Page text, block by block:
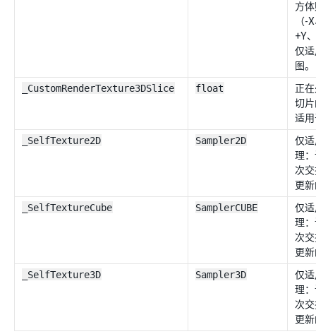
方
（-
+Y
仅
图。
_CustomRenderTexture3DSlice
float
正
切
适
_SelfTexture2D
Sampler2D
仅
理
次
更
_SelfTextureCube
SamplerCUBE
仅
理
次
更
_SelfTexture3D
Sampler3D
仅
理
次
更